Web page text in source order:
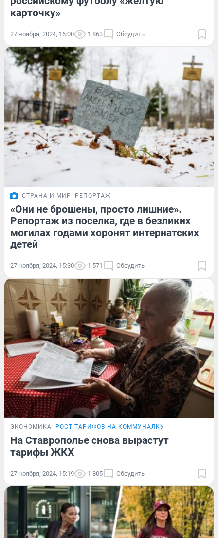
карточку»
27 ноября, 2024, 16:00 1 863 Обсудить
СТРАНА И МИР РЕПОРТАЖ
«Они не брошены, просто лишние».
Репортаж из поселка, где в безликих
могилах годами хоронят интернатских
детей
27 ноября, 2024, 15:30 1 571 Обсудить
ЭКОНОМИКА РОСТ ТАРИФОВ НА КОММУНАЛКУ
На Ставрополье снова вырастут
тарифы ЖКХ
27 ноября, 2024, 15:19 1 805 Обсудить